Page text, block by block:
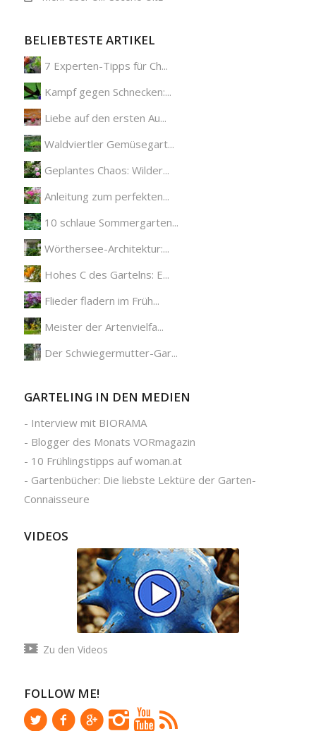
BELIEBTESTE ARTIKEL
7 Experten-Tipps für Ch...
Kampf gegen Schnecken:...
Liebe auf den ersten Au...
Waldviertler Gemüsegart...
Geplantes Chaos: Wilder...
Anleitung zum perfekten...
10 schlaue Sommergarten...
Wörthersee-Architektur:...
Hohes C des Gartelns: E...
Flieder fladern im Früh...
Meister der Artenvielfa...
Der Schwiegermutter-Gar...
GARTELING IN DEN MEDIEN
- Interview mit BIORAMA
- Blogger des Monats VORmagazin
- 10 Frühlingstipps auf woman.at
- Gartenbücher: Die liebste Lektüre der Garten-
Connaisseure
VIDEOS
Zu den Videos
FOLLOW ME!